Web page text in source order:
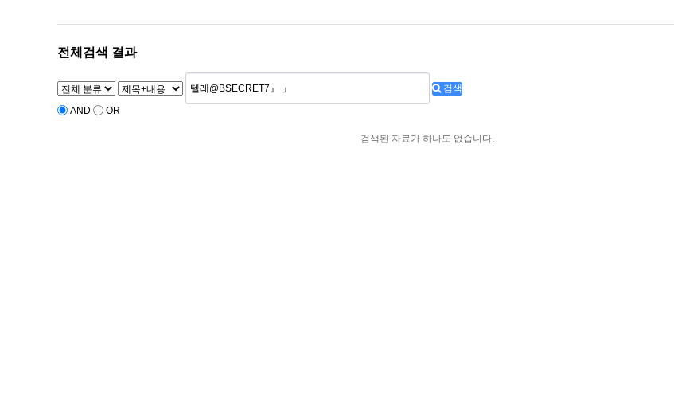
전체검색 결과
검색
AND OR
검색된 자료가 하나도 없습니다.